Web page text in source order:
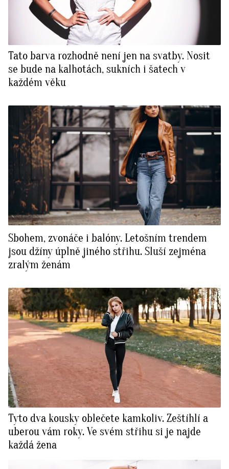
Tato barva rozhodně není jen na svatby. Nosit
se bude na kalhotách, sukních i šatech v
každém věku
Sbohem, zvonáče i balóny. Letošním trendem
jsou džíny úplně jiného střihu. Sluší zejména
zralým ženám
Tyto dva kousky oblečete kamkoliv. Zeštíhlí a
uberou vám roky. Ve svém střihu si je najde
každá žena